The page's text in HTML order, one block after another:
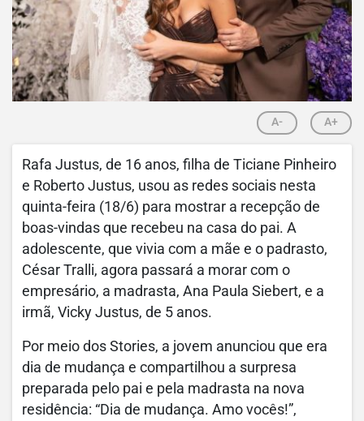
A- A+
Rafa Justus, de 16 anos, filha de Ticiane Pinheiro
e Roberto Justus, usou as redes sociais nesta
quinta-feira (18/6) para mostrar a recepção de
boas-vindas que recebeu na casa do pai. A
adolescente, que vivia com a mãe e o padrasto,
César Tralli, agora passará a morar com o
empresário, a madrasta, Ana Paula Siebert, e a
irmã, Vicky Justus, de 5 anos.
Por meio dos Stories, a jovem anunciou que era
dia de mudança e compartilhou a surpresa
preparada pelo pai e pela madrasta na nova
residência: “Dia de mudança. Amo vocês!”,